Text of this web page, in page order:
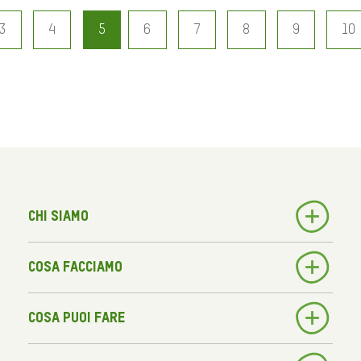
4 5 6 7 8 9 10
Chi siamo
Cosa facciamo
Cosa puoi fare